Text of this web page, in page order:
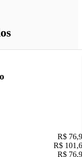
R$
R$
R$